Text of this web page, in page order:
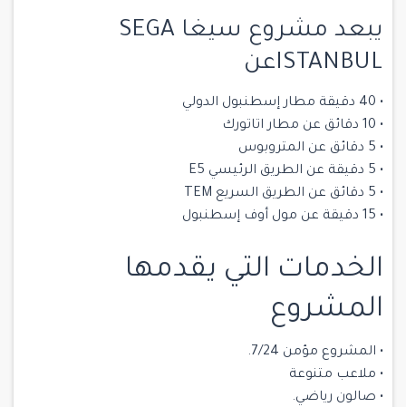
يبعد مشروع سيغا SEGA
ISTANBULعن
• 40 دقيقة مطار إسطنبول الدولي
• 10 دقائق عن مطار اتاتورك
• 5 دقائق عن المتروبوس
• 5 دقيقة عن الطريق الرئيسي E5
• 5 دقائق عن الطريق السريع TEM
• 15 دقيقة عن مول أوف إسطنبول
الخدمات التي يقدمها
المشروع
• المشروع مؤمن 7/24.
• ملاعب متنوعة
• صالون رياضي.